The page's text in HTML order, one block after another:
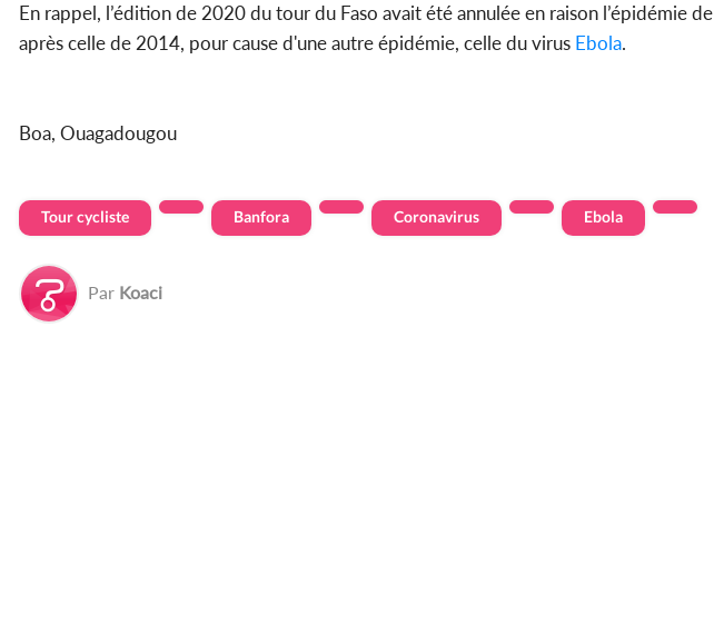
En rappel, l’édition de 2020 du tour du Faso avait été annulée en raison l’épidémie
après celle de 2014, pour cause d'une autre épidémie, celle du virus Ebola.
Boa, Ouagadougou
Tour cycliste Banfora Coronavirus Ebola
Par Koaci